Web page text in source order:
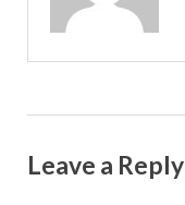
Leave a Reply